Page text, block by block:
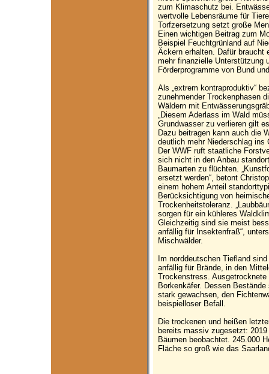
zum Klimaschutz bei.
wertvolle Lebensräume für
Torfzersetzung setzt große
Einen wichtigen Beitrag zum
Beispiel Feuchtgrünland auf
Äckern erhalten. Dafür
mehr finanzielle Unterstützung
Förderprogramme von Bund
Als „extrem kontraproduktiv“
zunehmender Trockenphasen
Wäldern mit
„Diesem Aderlass im Wald
Grundwasser zu verlieren gilt
Dazu beitragen kann auch die
deutlich mehr Niederschlag ins
Der WWF ruft staatliche
sich nicht in den Anbau
Baumarten zu flüchten.
ersetzt werden“, betont
einem hohem Anteil
Berücksichtigung von
Trockenheitstoleranz.
sorgen für ein kühleres
Gleichzeitig sind sie meist
anfällig für Insektenfraß“,
Mischwälder.
Im norddeutschen Tiefland
anfällig für Brände, in den
Trockenstress.
Borkenkäfer. Dessen
stark gewachsen, den
beispielloser Befall.
Die trockenen und heißen
bereits massiv zugesetzt:
Bäumen beobachtet. 245.000
Fläche so groß wie das